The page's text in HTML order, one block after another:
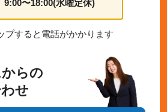
9:00〜18:00(水曜定休)
プすると電話がかかります
らの
せ